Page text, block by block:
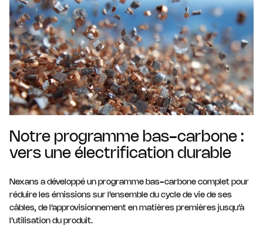
Notre programme bas-carbone :
vers une électrification durable
Nexans a développé un programme bas-carbone complet pour
réduire les émissions sur l’ensemble du cycle de vie de ses
câbles, de l’approvisionnement en matières premières jusqu’à
l’utilisation du produit.